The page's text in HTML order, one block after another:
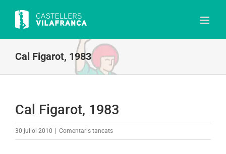
content
Cal Figarot, 1983
Cal Figarot, 1983
30 juliol 2010 Comentaris tancatsa